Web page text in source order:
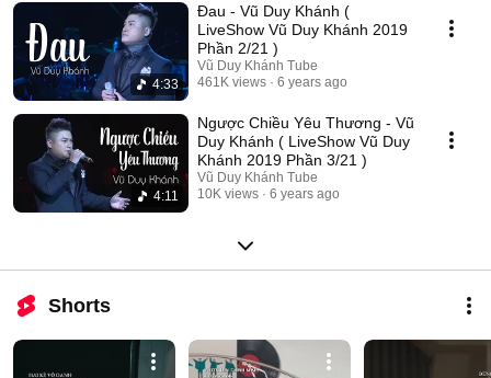
4:33
Đau - Vũ Duy Khánh (
LiveShow Vũ Duy Khánh 2019
Phần 2/21 )
Vũ Duy Khánh Tube
461K views
6 years ago
4:11
Ngược Chiều Yêu Thương - Vũ
Duy Khánh ( LiveShow Vũ Duy
Khánh 2019 Phần 3/21 )
Vũ Duy Khánh Tube
10K views
6 years ago
Shorts